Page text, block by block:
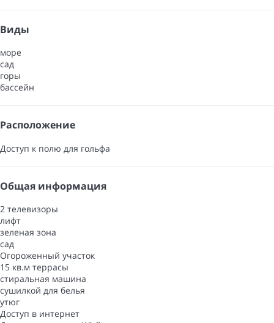
Виды
море
сад
горы
бассейн
Расположение
Доступ к полю для гольфа
Общая информация
2 телевизоры
лифт
зеленая зона
сад
Oгороженный участок
15 кв.м террасы
стиральная машина
сушилкой для белья
утюг
Доступ в интернет